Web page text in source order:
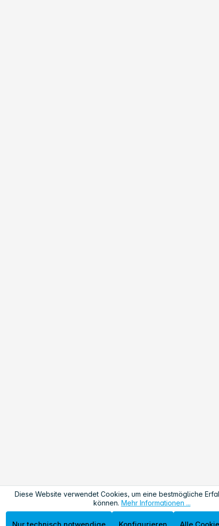
Diese Website verwendet Cookies, um eine bestmögliche
können. Mehr Informationen ...